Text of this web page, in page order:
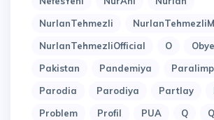
NurlanTehmezli
NurlanTehmezliOfficial
O
Pakistan
Pandemiya
Parodia
Parodiya Partlay
Problem
Profil PUA Q